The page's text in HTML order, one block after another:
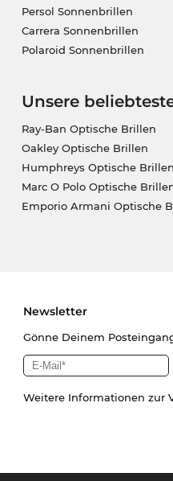
Persol Sonnenbrillen
Carrera Sonnenbrillen
Polaroid Sonnenbrillen
Unsere
Ray-Ban Optische Brillen
Oakley Optische Brillen
Humphreys Optische Brillen
Marc O Polo Optische
Emporio Armani Optische
Newsletter
Gönne Deinem
Weitere Informationen zur